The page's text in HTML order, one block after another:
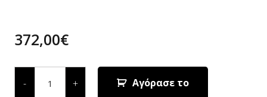
372,00€
-
ΣΧΙΣΤΙΚΟ
ΞΥΛΩΝ
quantity
+ Αγόρασε το